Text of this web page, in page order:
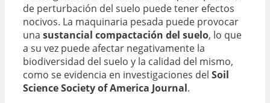
de perturbación del suelo puede tener efectos
nocivos. La maquinaria pesada puede provocar
una sustancial compactación del suelo, lo que
a su vez puede afectar negativamente la
biodiversidad del suelo y la calidad del mismo,
como se evidencia en investigaciones del Soil
Science Society of America Journal.